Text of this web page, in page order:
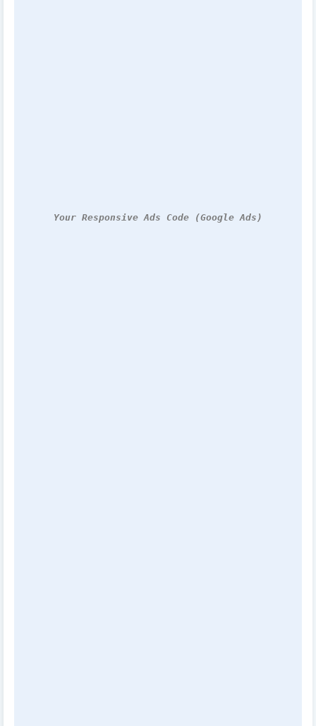
Your Responsive Ads Code (Google Ads)